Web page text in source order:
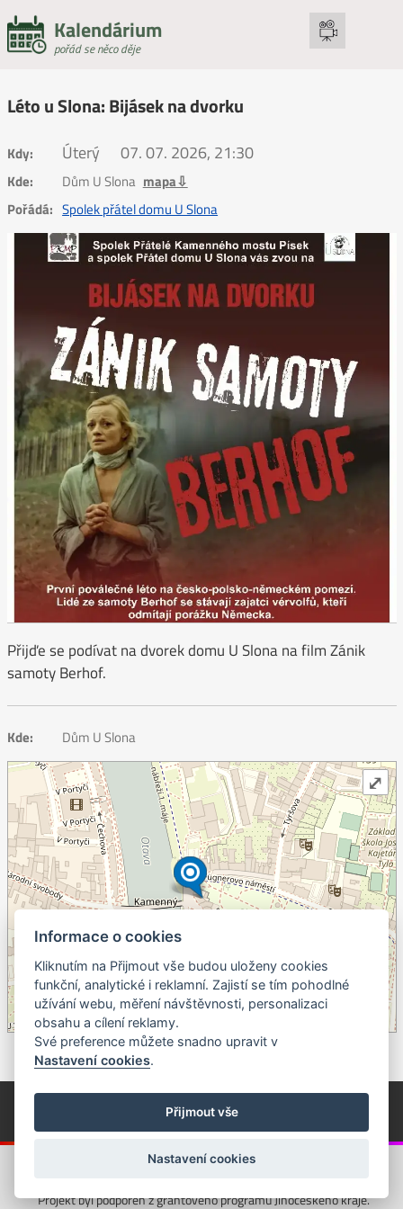
Kalendárium
pořád se něco děje
Léto u Slona: Bijásek na dvorku
Kdy: Úterý 07. 07. 2026, 21:30
Kde: Dům U Slona mapa⇩
Pořádá: Spolek přátel domu U Slona
Přijďe se podívat na dvorek domu U Slona na film Zánik
samoty Berhof.
Kde: Dům U Slona
©OpenStreetMapcontributors.
⤢
© Píseckem / Kalendárium (Změna programu vyhrazena!)
(Cookies)
© 2018 - 2026 Realizace a správa webu:
Projekt byl podpořen z grantového programu Jihočeského kraje.
Informace o cookies
Kliknutím na Přijmout vše budou uloženy cookies
funkční, analytické i reklamní. Zajistí se tím pohodlné
užívání webu, měření návštěvnosti, personalizaci
obsahu a cílení reklamy.
Své preference můžete snadno upravit v
Nastavení cookies.
Přijmout vše
Nastavení cookies